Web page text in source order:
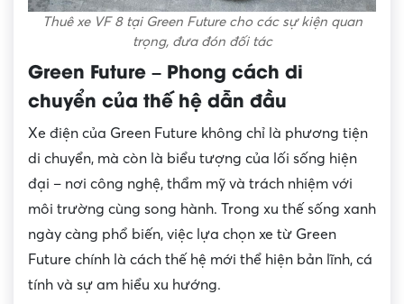
Thuê xe VF 8 tại Green Future cho các sự kiện quan
trọng, đưa đón đối tác
Green Future – Phong cách di
chuyển của thế hệ dẫn đầu
Xe điện của Green Future không chỉ là phương tiện
di chuyển, mà còn là biểu tượng của lối sống hiện
đại – nơi công nghệ, thẩm mỹ và trách nhiệm với
môi trường cùng song hành. Trong xu thế sống xanh
ngày càng phổ biến, việc lựa chọn xe từ Green
Future chính là cách thế hệ mới thể hiện bản lĩnh, cá
tính và sự am hiểu xu hướng.